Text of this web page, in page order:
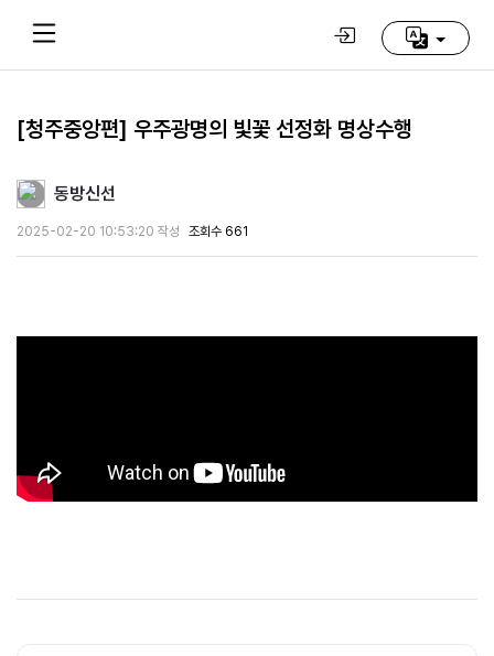
(current)
동
방
교
영
상
[청주중앙편] 우주광명의 빛꽃 선정화 명상수행
동방신선
2025-02-20 10:53:20 작성 조회수 661